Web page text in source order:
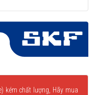
kém chất lượng, Hãy mua